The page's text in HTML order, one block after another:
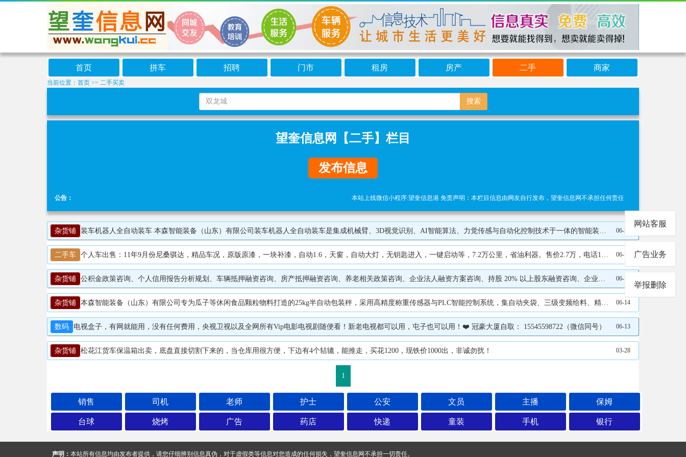
首页 拼车 招聘 门市 租房 房产 二手 商家
当前位置： 首页 >> 二手买卖
搜索
望奎信息网【二手】栏目
发布信息
公告： 本站上线微信小程序:望奎信息港 免责声明：本栏目信息由网友自行发布，望奎信息网不承担任何责任！提高警惕，谨防诈骗
杂货铺 装车机器人全自动装车 本森智能装备（山东）有限公司装车机器人全自动装车是集成机械臂、3D视觉识别、AI智能算法、力觉传感与自动化控制技术于一体的智能装车系统，能实现从货物抓取、路径规划到精准码放的全流程无人化操作。本森智能装备（山东）有限公司推出的多规格物料混装自动化装车机器人（型号bs-180-3100），更可在同一车次中自动识别不同SKU物料，动态切换抓取策略，真正实现"一机多品、一车通装"。 06-22
二手车 个人车出售：11年9月份尼桑骐达，精品车况，原版原漆，一块补漆，自动1.6，天窗，自动大灯，无钥匙进入，一键启动等，7.2万公里，省油利器。售价2.7万，电话15665093670 06-18
杂货铺 公积金政策咨询、个人信用报告分析规划、车辆抵押融资咨询、房产抵押融资咨询、养老相关政策咨询、企业法人融资方案咨询、持股 20% 以上股东融资咨询、企业税务贷咨询、企业发票贷咨询，可提供方案咨询匹配。 咨询电话：16604550655/18945480960（微信同号） 06-16
杂货铺 本森智能装备（山东）有限公司专为瓜子等休闲食品颗粒物料打造的25kg半自动包装秤，采用高精度称重传感器与PLC智能控制系统，集自动夹袋、三级变频给料、精准计量、落袋输送于一体，人工辅助套袋与缝包。针对瓜子颗粒不规则、带壳易碎、粉尘多的特点专项优化，单机产能480~600包/小时，计量精度静态≤±0.1%，是瓜子加工与炒货企业实现标准化定量包装的核心设备。 06-14
数码 电视盒子，有网就能用，没有任何费用，央视卫视以及全网所有Vip电影电视剧随便看！新老电视都可以用，屯子也可以用！❤️ 冠豪大厦自取： 15545598722（微信同号） 06-13
杂货铺 松花江货车保温箱出卖，底盘直接切割下来的，当仓库用很方便，下边有4个轱辘，能推走，买花1200，现铁价1000出，非诚勿扰！ 03-28
1
销售 司机 老师 护士 公安 文员 主播 保姆
台球 烧烤 广告 药店 快递 童装 手机 银行
声明： 本站所有信息均由发布者提供，请您仔细辨别信息真伪，对于虚假类等信息对您造成的任何损失，望奎信息网不承担一切责任。
网站客服
广告业务
举报删除